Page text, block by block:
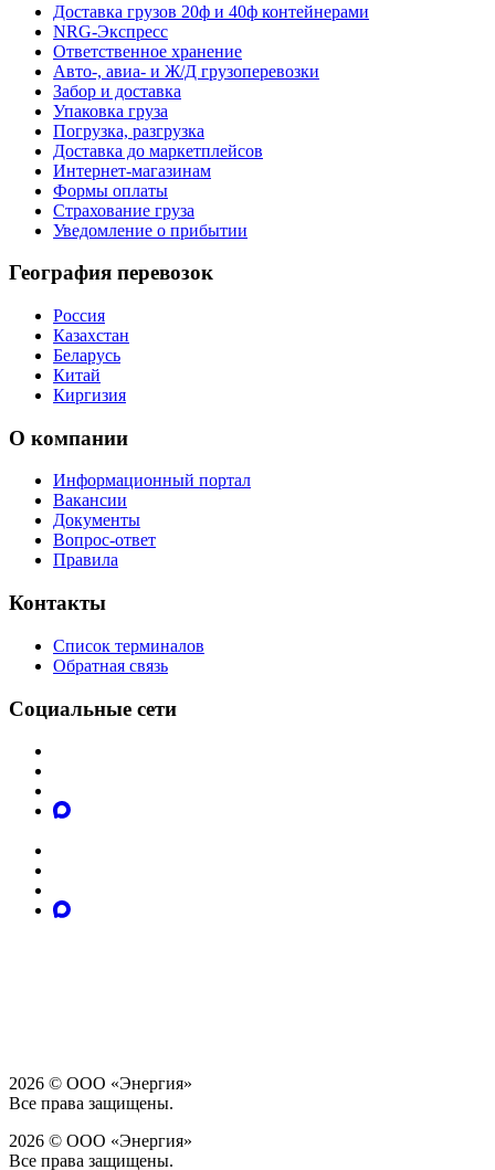
Доставка грузов 20ф и 40ф контейнерами
NRG-Экспресс
Ответственное хранение
Авто-, авиа- и Ж/Д грузоперевозки
Забор и доставка
Упаковка груза
Погрузка, разгрузка
Доставка до маркетплейсов
Интернет-магазинам
Формы оплаты
Страхование груза
Уведомление о прибытии
География перевозок
Россия
Казахстан
Беларусь
Китай
Киргизия
О компании
Информационный портал
Вакансии
Документы
Вопрос-ответ
Правила
Контакты
Список терминалов
Обратная связь
Социальные сети
2026 © ООО «Энергия»
Все права защищены.
2026 © ООО «Энергия»
Все права защищены.